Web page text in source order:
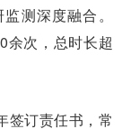
测深度融合。
余次，总时长超
签订责任书，常